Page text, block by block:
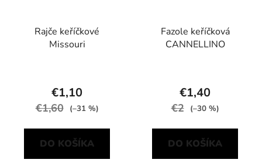
Rajče keříčkové
Missouri
€1,10
€1,60 (–31 %)
DO KOŠÍKA
Fazole keříčková
CANNELLINO
€1,40
€2 (–30 %)
DO KOŠÍKA